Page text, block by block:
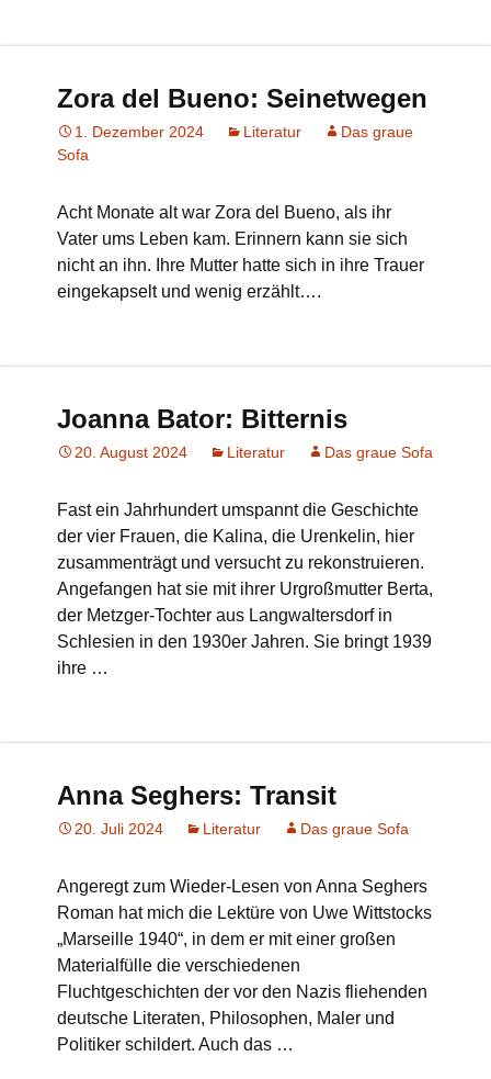
Zora del Bueno: Seinetwegen
1. Dezember 2024 Literatur
Das graue
Sofa
Acht Monate alt war Zora del Bueno, als ihr
Vater ums Leben kam. Erinnern kann sie sich
nicht an ihn. Ihre Mutter hatte sich in ihre Trauer
eingekapselt und wenig erzählt….
Joanna Bator: Bitternis
20. August 2024 Literatur Das graue Sofa
Fast ein Jahrhundert umspannt die Geschichte
der vier Frauen, die Kalina, die Urenkelin, hier
zusammenträgt und versucht zu rekonstruieren.
Angefangen hat sie mit ihrer Urgroßmutter Berta,
der Metzger-Tochter aus Langwaltersdorf in
Schlesien in den 1930er Jahren. Sie bringt 1939
ihre …
Anna Seghers: Transit
20. Juli 2024 Literatur Das graue Sofa
Angeregt zum Wieder-Lesen von Anna Seghers
Roman hat mich die Lektüre von Uwe Wittstocks
„Marseille 1940“, in dem er mit einer großen
Materialfülle die verschiedenen
Fluchtgeschichten der vor den Nazis fliehenden
deutsche Literaten, Philosophen, Maler und
Politiker schildert. Auch das …